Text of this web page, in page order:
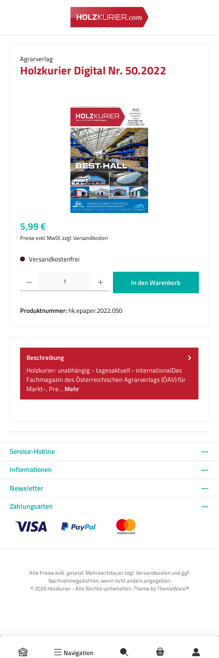
Zum Hauptinhalt springen
Navigation
Agrarverlag
Holzkurier Digital Nr. 50.2022
Bildergalerie überspringen
Regulärer Preis:
5,99 €
Preise exkl. MwSt. zzgl. Versandkosten
Versandkostenfrei
Produkt Anzahl: Gib den gewünschten Wert ein oder benutze die Schaltflächen um
In den Warenkorb
Produktnummer: hk.epaper.2022.050
Beschreibung
Holzkurier: unabhängig - tagesaktuell - internationalDas
Fachmagazin des Österreichischen Agrarverlags (ÖAV) für
Markt-, Pre… Mehr
Service-Hotline
Informationen
Newsletter
Zahlungsarten
Alle Preise exkl. gesetzl. Mehrwertsteuer zzgl. Versandkosten und ggf.
Nachnahmegebühren, wenn nicht anders angegeben.
© 2026 Holzkurier - Alle Rechte vorbehalten. Theme byThemeWare®